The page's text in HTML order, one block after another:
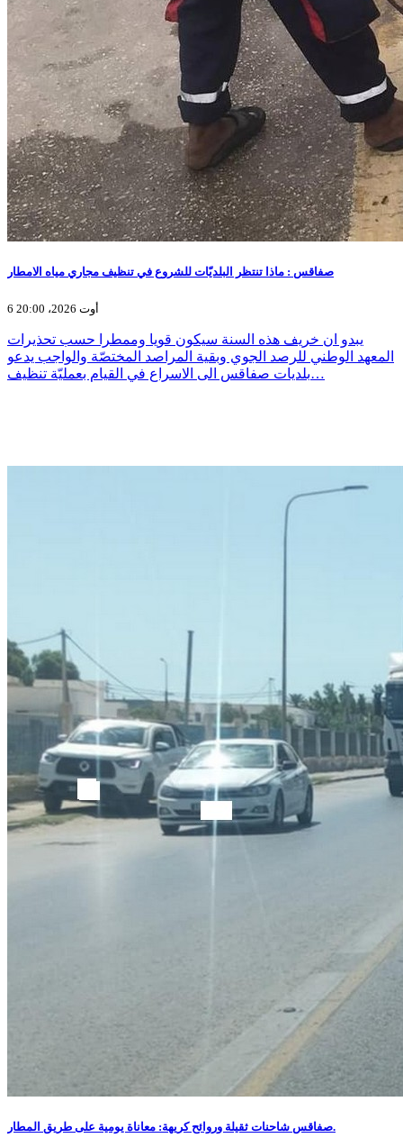
صفاقس : ماذا تنتظر البلديّات للشروع في تنظيف مجاري مياه الامطار
6 أوت 2026، 20:00
يبدو ان خريف هذه السنة سيكون قويا وممطرا حسب تحذيرات
المعهد الوطني للرصد الجوي وبقية المراصد المختصّة والواجب يدعو
بلديات صفاقس الى الاسراع في القيام بعمليّة تنظيف…
صفاقس شاحنات ثقيلة وروائح كريهة: معاناة يومية على طريق المطار.